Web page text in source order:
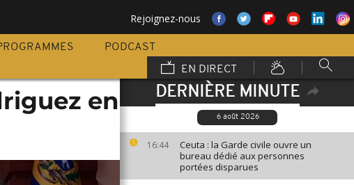
Rejoignez-nous
PODCAST
EN DIRECT
DERNIÈRE MINUTE
6 août 2026
16:44
Ceuta : la Garde civile ouvre un
bureau dédié aux personnes
portées disparues
en